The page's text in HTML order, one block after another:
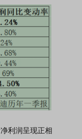
利润呈现正相